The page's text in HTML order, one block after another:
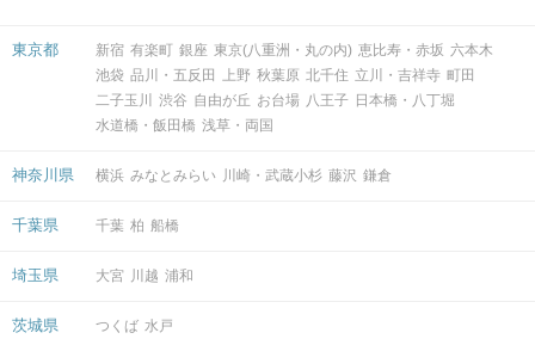
開催場所
東京都 新宿 有楽町 銀座 東京(八重洲・丸の内) 恵比寿・赤坂 六本木
池袋 品川・五反田 上野 秋葉原 北千住 立川・吉祥寺 町田
二子玉川
渋谷 自由が丘 お台場 八王子 日本橋・八丁堀
水道橋・飯田橋 浅草・両国
神奈川県 横浜 みなとみらい 川崎・武蔵小杉 藤沢 鎌倉
千葉県 千葉 柏 船橋
埼玉県 大宮 川越 浦和
茨城県 つくば 水戸